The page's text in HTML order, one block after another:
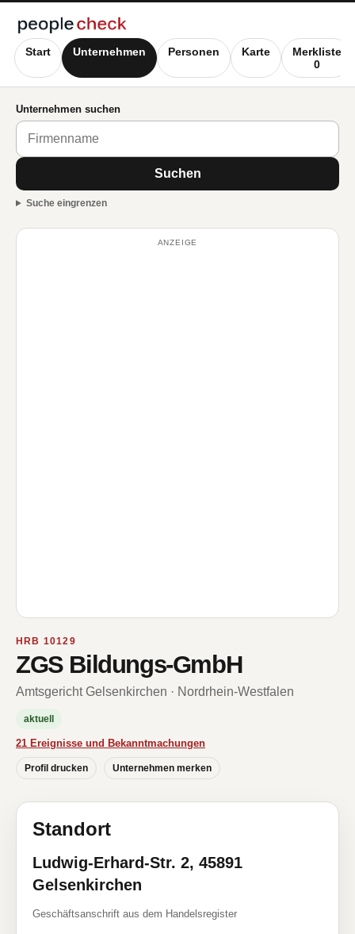
Start Unternehmen Personen Karte
Merkliste
0
Unternehmen suchen
Suchen
Suche eingrenzen
ANZEIGE
HRB 10129
ZGS Bildungs-GmbH
Amtsgericht Gelsenkirchen · Nordrhein-Westfalen
aktuell
21 Ereignisse und Bekanntmachungen
Profil drucken Unternehmen merken
Standort
Ludwig-Erhard-Str. 2, 45891
Gelsenkirchen
Geschäftsanschrift aus dem Handelsregister